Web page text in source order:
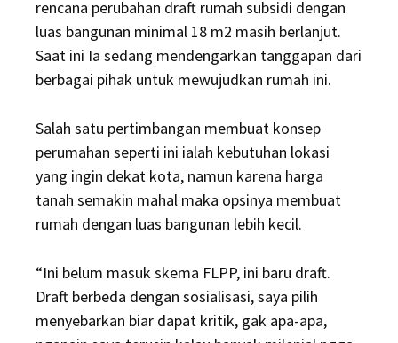
rencana perubahan draft rumah subsidi dengan
luas bangunan minimal 18 m2 masih berlanjut.
Saat ini Ia sedang mendengarkan tanggapan dari
berbagai pihak untuk mewujudkan rumah ini.
Salah satu pertimbangan membuat konsep
perumahan seperti ini ialah kebutuhan lokasi
yang ingin dekat kota, namun karena harga
tanah semakin mahal maka opsinya membuat
rumah dengan luas bangunan lebih kecil.
“Ini belum masuk skema FLPP, ini baru draft.
Draft berbeda dengan sosialisasi, saya pilih
menyebarkan biar dapat kritik, gak apa-apa,